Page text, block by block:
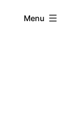
Menu